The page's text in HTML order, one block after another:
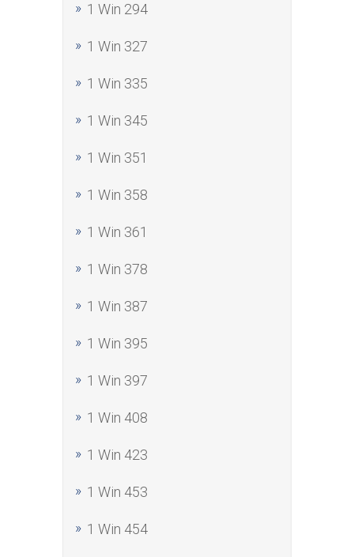
1 Win 294
1 Win 327
1 Win 335
1 Win 345
1 Win 351
1 Win 358
1 Win 361
1 Win 378
1 Win 387
1 Win 395
1 Win 397
1 Win 408
1 Win 423
1 Win 453
1 Win 454